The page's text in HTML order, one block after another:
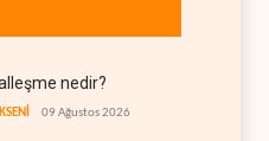
nedir?
09 Ağustos 2026